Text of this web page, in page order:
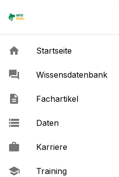
Startseite
Wissensdatenbank
Fachartikel
Daten
Karriere
Training